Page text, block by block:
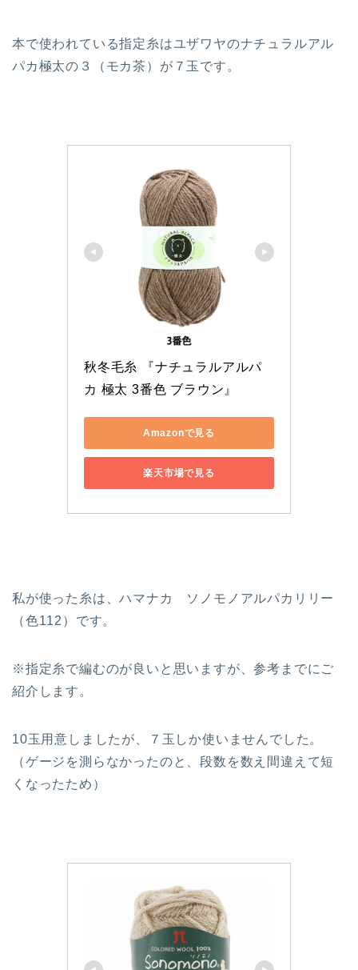
本で使われている指定糸はユザワヤのナチュラルアル
パカ極太の３（モカ茶）が７玉です。
秋冬毛糸 『ナチュラルアルパ
カ 極太 3番色 ブラウン』
Amazonで見る
楽天市場で見る
私が使った糸は、ハマナカ ソノモノアルパカリリー
（色112）です。
※指定糸で編むのが良いと思いますが、参考までにご
紹介します。
10玉用意しましたが、７玉しか使いませんでした。
（ゲージを測らなかったのと、段数を数え間違えて短
くなったため）